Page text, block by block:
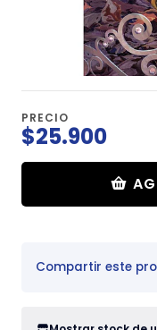
PRECIO
$25.900
Compartir este